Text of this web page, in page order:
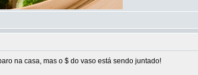
na casa, mas o $ do vaso está sendo juntado!